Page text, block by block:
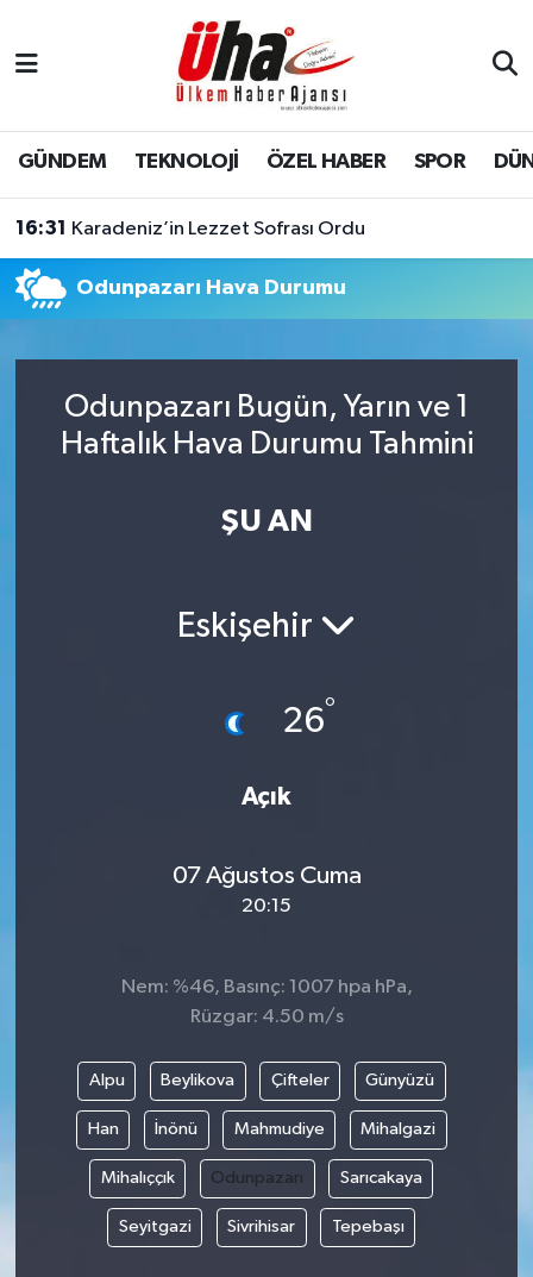
GÜNDEM TEKNOLOJİ ÖZEL HABER SPOR
16:31 Karadeniz’in Lezzet Sofrası Ordu
Odunpazarı Hava Durumu
Odunpazarı Bugün, Yarın ve 1
Haftalık Hava Durumu Tahmini
ŞU AN
Eskişehir
26°
Açık
07 Ağustos Cuma
20:15
Nem: %46, Basınç: 1007 hpa hPa,
Rüzgar: 4.50 m/s
Alpu Beylikova Çifteler Günyüzü
Han İnönü Mahmudiye Mihalgazi
Mihalıççık Odunpazarı Sarıcakaya
Seyitgazi Sivrihisar Tepebaşı
İstanbul Nöbetçi Eczaneler
İstanbul Hava Durumu
Tüm Manşetler
Son Dakika Haberleri